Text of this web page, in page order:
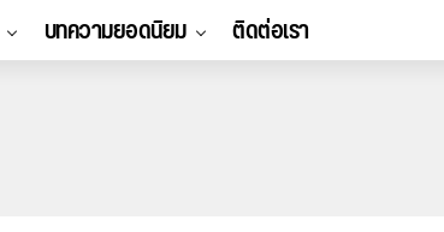
บทความยอดนิยม ติดต่อเรา